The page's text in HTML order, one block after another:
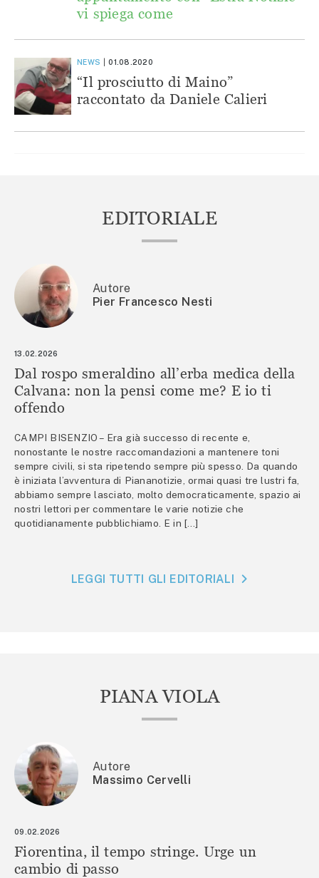
vi spiega come
NEWS 01.08.2020
“Il prosciutto di Maino”
raccontato da Daniele Calieri
EDITORIALE
Autore
Pier Francesco Nesti
13.02.2026
Dal rospo smeraldino all’erba medica della
Calvana: non la pensi come me? E io ti
offendo
CAMPI BISENZIO – Era già successo di recente e,
nonostante le nostre raccomandazioni a mantenere toni
sempre civili, si sta ripetendo sempre più spesso. Da quando
è iniziata l’avventura di Piananotizie, ormai quasi tre lustri fa,
abbiamo sempre lasciato, molto democraticamente, spazio ai
nostri lettori per commentare le varie notizie che
quotidianamente pubblichiamo. E in […]
LEGGI TUTTI GLI EDITORIALI
PIANA VIOLA
Autore
Massimo Cervelli
09.02.2026
Fiorentina, il tempo stringe. Urge un
cambio di passo